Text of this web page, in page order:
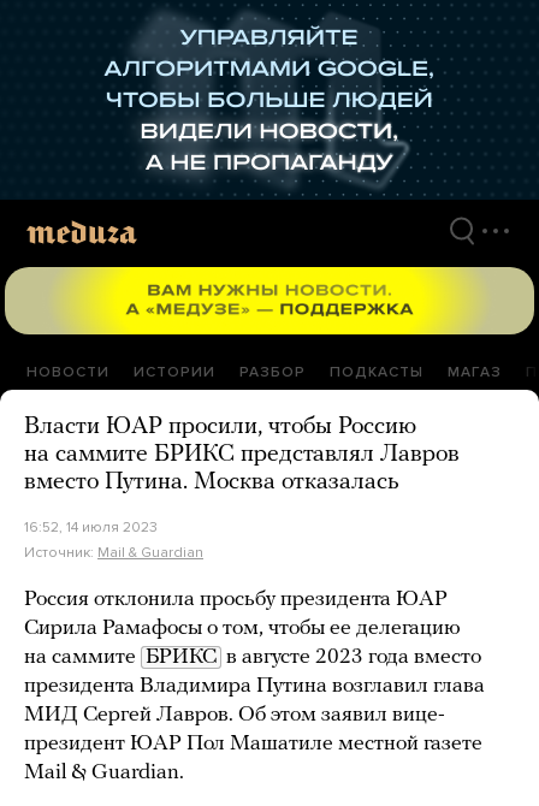
НОВОСТИ ИСТОРИИ РАЗБОР ПОДКАСТЫ МАГАЗ
Власти ЮАР просили, чтобы Россию
на саммите БРИКС представлял Лавров
вместо Путина. Москва отказалась
16:52, 14 июля 2023
Источник: Mail & Guardian
Россия отклонила просьбу президента ЮАР
Сирила Рамафосы о том, чтобы ее делегацию
на саммите БРИКС в августе 2023 года вместо
президента Владимира Путина возглавил глава
МИД Сергей Лавров. Об этом заявил вице-
президент ЮАР Пол Машатиле местной газете
Mail & Guardian.